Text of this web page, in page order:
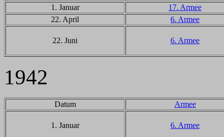
1. Januar
17. Armee
22. April
6. Armee
22. Juni 6. Armee
1942
Datum Armee
1. Januar 6. Armee